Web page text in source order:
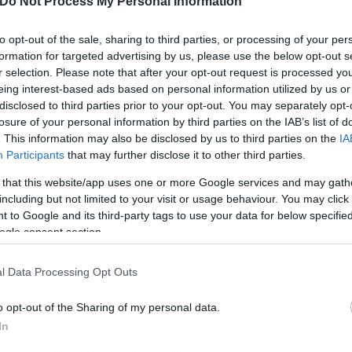
opt-out of the sale, sharing to third parties, or processing of your
for targeted advertising by us, please use the below opt-out
selection. Please note that after your opt-out request is processed
interest-based ads based on personal information utilized by us
to third parties prior to your opt-out. You may separately
of your personal information by third parties on the IAB’s list of
This information may also be disclosed by us to third parties on the
Participants that may further disclose it to other third parties.
that this website/app uses one or more Google services and may
but not limited to your visit or usage behaviour. You may
to Google and its third-party tags to use your data for below
consent section.
Data Processing Opt Outs
opt-out of the Sharing of my personal data.
έφτασε στα 136 μέτρα, τρία
στη θάλασσα δεν ήταν οι ιδανικές.